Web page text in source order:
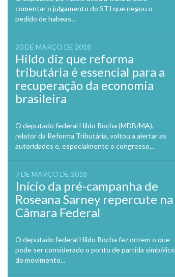
comentar o julgamento do STJ que negou o
pedido de habeas...
20 DE MARÇO DE 2018
Hildo diz que reforma
tributária é essencial para a
recuperação da economia
brasileira
O deputado federal Hildo Rocha (MDB/MA),
relator da Reforma Tributária, voltou a alertar as
autoridades e, especialmente o congresso...
7 DE MARÇO DE 2018
Início da pré-campanha de
Roseana Sarney repercute na
Câmara Federal
O deputado federal Hildo Rocha fez ontem o que
pode ser considerado o ponto de partida simbólico
do movimento...